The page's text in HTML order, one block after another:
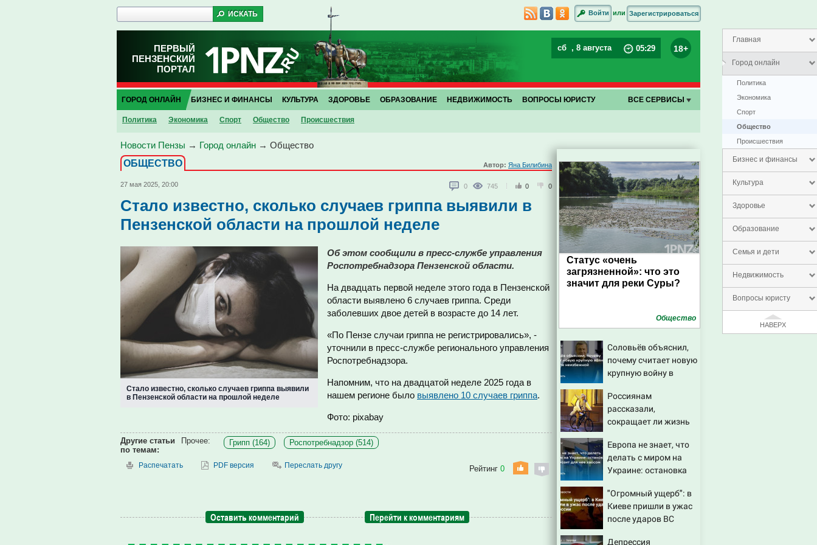
Главная
Город онлайн
Политика
Экономика
Спорт
Общество
Проиcшествия
Бизнес и финансы
Культура
Здоровье
Образование
Семья и дети
Недвижимость
Вопросы юристу
НАВЕРХ
Войти или Зарегистрироваться
ПЕРВЫЙ
ПЕНЗЕНСКИЙ
ПОРТАЛ
сб , 8 августа 05:29 18+
ГОРОД ОНЛАЙН
Политика Экономика Спорт Общество Проиcшествия
БИЗНЕС И ФИНАНСЫ КУЛЬТУРА ЗДОРОВЬЕ ОБРАЗОВАНИЕ НЕДВИЖИМОСТЬ ВОПРОСЫ ЮРИСТУ ВСЕ СЕРВИСЫ
Новости Пензы → Город онлайн → Общество
ОБЩЕСТВО
Автор: Яна Билибина
27 мая 2025, 20:00 0 745 0 0
Стало известно, сколько случаев гриппа выявили в
Пензенской области на прошлой неделе
Стало известно, сколько случаев гриппа выявили
в Пензенской области на прошлой неделе
Об этом сообщили в пресс-службе управления
Роспотребнадзора Пензенской области.
На двадцать первой неделе этого года в Пензенской
области выявлено 6 случаев гриппа. Среди
заболевших двое детей в возрасте до 14 лет.
«По Пензе случаи гриппа не регистрировались», -
уточнили в пресс-службе регионального управления
Роспотребнадзора.
Напомним, что на двадцатой неделе 2025 года в
нашем регионе было выявлено 10 случаев гриппа.
Фото: pixabay
Другие статьи
по темам:
Прочее: Грипп (164) Роспотребнадзор (514)
Распечатать PDF версия Переслать другу Рейтинг 0
Оставить комментарий Перейти к комментариям
Статус «очень
загрязненной»: что это
значит для реки Суры?
Общество
Соловьёв объяснил,
почему считает новую
крупную войну в
Россиянам
рассказали,
сокращает ли жизнь
Европа не знает, что
делать с миром на
Украине: остановка
хаосом
"Огромный ущерб": в
Киеве пришли в ужас
после ударов ВС
Депрессия